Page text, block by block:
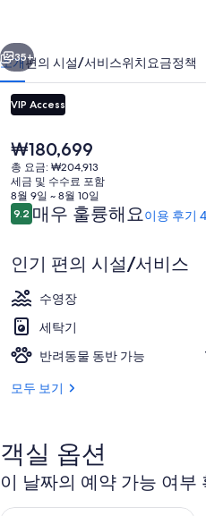
스
사
이
공
의
사
진
갤
러
리
35+
소개편의 시설/서비스위치요금정책
VIP Access
현
재
가
격
은
₩180,699
₩180,699
총 요금: ₩204,913
세금 및 수수료 포함
8월 9일 ~ 8월 10일
이
용
기
9.210점 만점 중 9.2점.
매우 훌륭해요이용 후기
인기 편의 시설/서비스
수영장
세탁기
반려동물 동반 가능
모두 보기
객실 옵션
이 날짜의 예약 가능 여부